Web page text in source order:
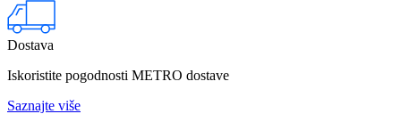
Dostava
Iskoristite pogodnosti METRO dostave
Saznajte više